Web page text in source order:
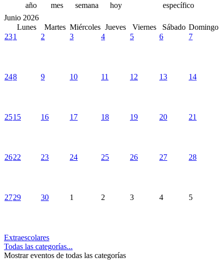
año
mes
semana
hoy
específico
Junio 2026
Lunes
Martes Miércoles Jueves Viernes Sábado Domingo
231 2 3 4 5 6 7
248 9 10 11 12 13 14
2515 16 17 18 19 20 21
2622 23 24 25 26 27 28
2729 30 1 2 3 4 5
Extraescolares
Todas las categorías...
Mostrar eventos de todas las categorías